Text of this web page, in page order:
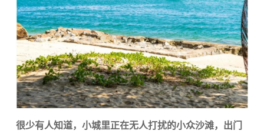
很少有人知道，小城里正在无人打扰的小众沙滩，出门